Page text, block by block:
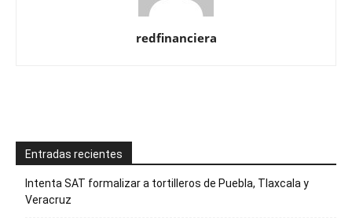
redfinanciera
Entradas recientes
Intenta SAT formalizar a tortilleros de Puebla, Tlaxcala y
Veracruz